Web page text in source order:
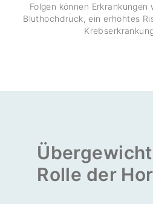
Folgen können
Blut­hoch­druck, ein erhöhtes
Rolle der